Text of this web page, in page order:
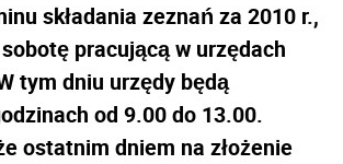
składania zeznań za 2010 r.,
pracującą w urzędach
tym dniu urzędy będą
od 9.00 do 13.00.
ostatnim dniem na złożenie